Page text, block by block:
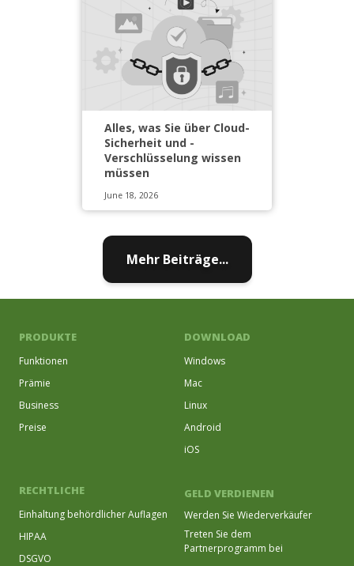
Alles, was Sie über Cloud-
Sicherheit und -
Verschlüsselung wissen
müssen
June 18, 2026
Mehr Beiträge...
PRODUKTE
Funktionen
Prämie
Business
Preise
DOWNLOAD
Windows
Mac
Linux
Android
iOS
RECHTLICHE
Einhaltung behördlicher Auflagen
HIPAA
DSGVO
GELD VERDIENEN
Werden Sie Wiederverkäufer
Treten Sie dem
Partnerprogramm bei